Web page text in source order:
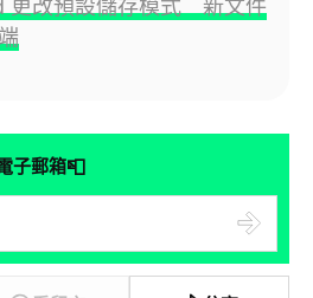
更改預設儲存模式 新文件
子郵箱📮